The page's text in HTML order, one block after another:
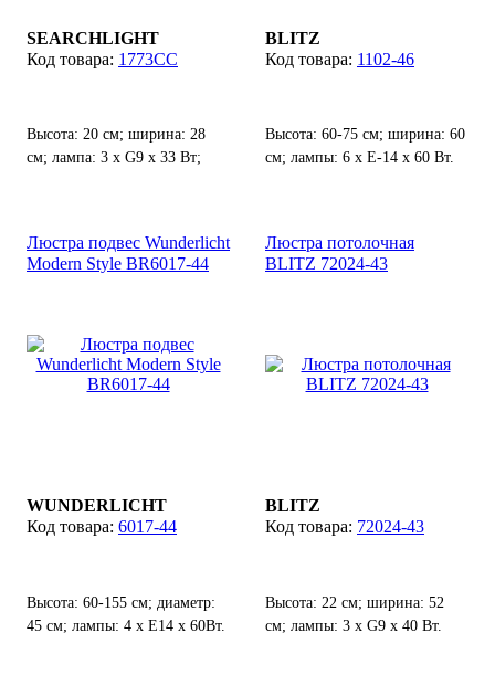
SEARCHLIGHT
1773CC
Высота: 20 см; ширина: 28
см; лампа: 3 х G9 х 33 Вт;
BLITZ
1102-46
Высота: 60-75 см; ширина: 60
см; лампы: 6 х Е-14 х 60 Вт.
Люстра подвес Wunderlicht
Modern Style BR6017-44
WUNDERLICHT
6017-44
Высота: 60-155 см; диаметр:
45 см; лампы: 4 х Е14 х 60Вт.
Люстра потолочная
BLITZ 72024-43
BLITZ
72024-43
Высота: 22 см; ширина: 52
см; лампы: 3 х G9 х 40 Вт.